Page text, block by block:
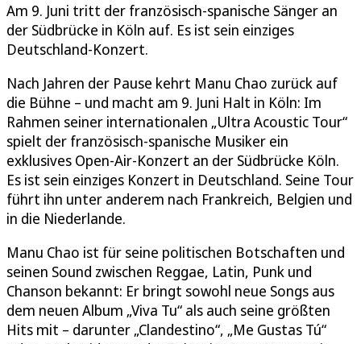
Am 9. Juni tritt der französisch-spanische Sänger an
der Südbrücke in Köln auf. Es ist sein einziges
Deutschland-Konzert.
Nach Jahren der Pause kehrt Manu Chao zurück auf
die Bühne – und macht am 9. Juni Halt in Köln: Im
Rahmen seiner internationalen „Ultra Acoustic Tour“
spielt der französisch-spanische Musiker ein
exklusives Open-Air-Konzert an der Südbrücke Köln.
Es ist sein einziges Konzert in Deutschland. Seine Tour
führt ihn unter anderem nach Frankreich, Belgien und
in die Niederlande.
Manu Chao ist für seine politischen Botschaften und
seinen Sound zwischen Reggae, Latin, Punk und
Chanson bekannt: Er bringt sowohl neue Songs aus
dem neuen Album „Viva Tu“ als auch seine größten
Hits mit – darunter „Clandestino“, „Me Gustas Tú“